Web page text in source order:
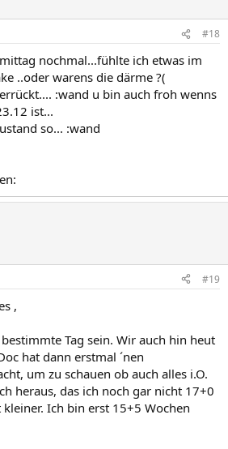
#18
nochmal...fühlte ich etwas im
..oder warens die därme ?(
:wand u bin auch froh wenns
ist...
so... :wand
#19
,
Tag sein. Wir auch hin heut
hat dann erstmal ´nen
um zu schauen ob auch alles i.O.
heraus, das ich noch gar nicht 17+0
Ich bin erst 15+5 Wochen